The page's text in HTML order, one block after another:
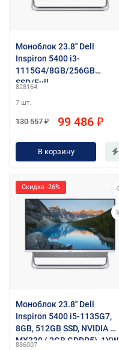
Моноблок 23.8'' Dell
Inspiron 5400 i3-
1115G4/8GB/256GB
SSD/Full
itEth/WiFi/BT/90W/
клавиатура/мышь/Cam/
828164
7 шт.
130 557 ₽ 99 486 ₽
В корзину
Скидка -26%
Моноблок 23.8'' Dell
Inspiron 5400 i5-1135G7,
8GB, 512GB SSD, NVIDIA
MX330 ( 2GB GDDR5), 1YW,
886007